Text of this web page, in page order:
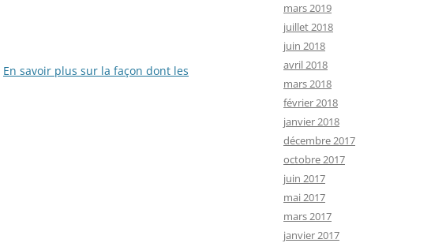
En savoir plus sur la façon dont les
mars 2019
juillet 2018
juin 2018
avril 2018
mars 2018
février 2018
janvier 2018
décembre 2017
octobre 2017
juin 2017
mai 2017
mars 2017
janvier 2017